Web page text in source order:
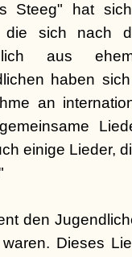
Steeg" hat
die sich nach
aus
haben
an
einige Lieder,
den
Dieses